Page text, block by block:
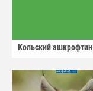
Кольский ашкрофтин